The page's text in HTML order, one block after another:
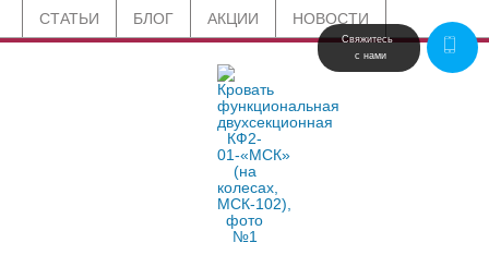
СТАТЬИ БЛОГ АКЦИИ НОВОСТИ
Свяжитесь
с нами